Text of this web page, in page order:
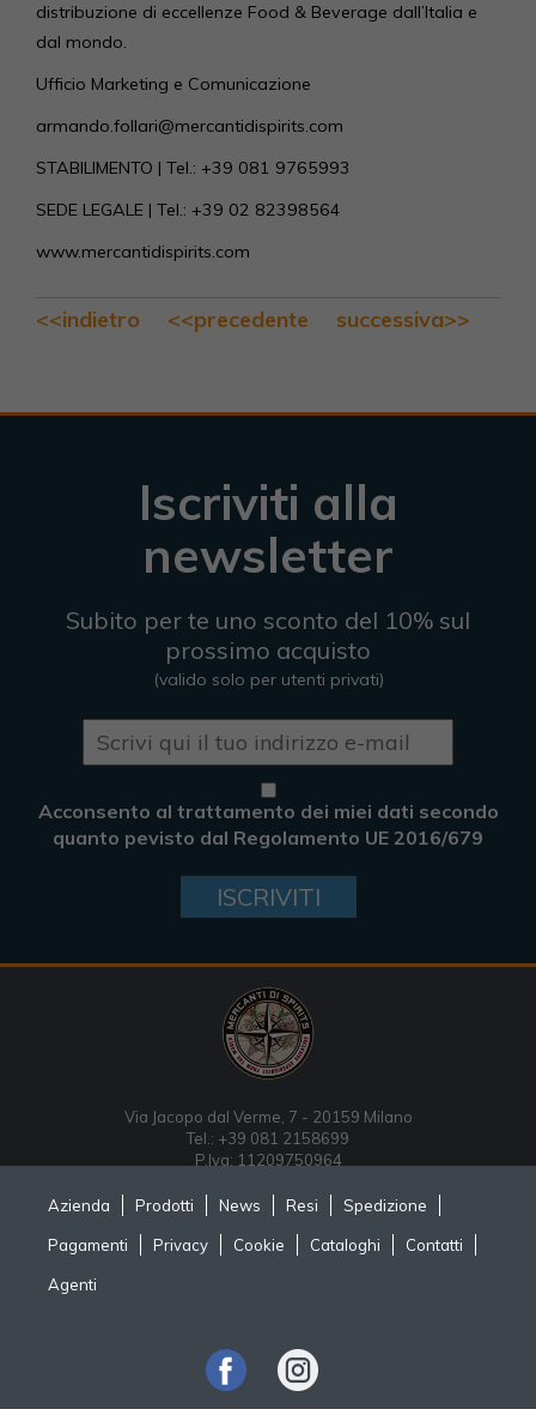
distribuzione di eccellenze Food & Beverage dall’Italia e
dal mondo.
Ufficio Marketing e Comunicazione
armando.follari@mercantidispirits.com
STABILIMENTO | Tel.: +39 081 9765993
SEDE LEGALE | Tel.: +39 02 82398564
www.mercantidispirits.com
<<indietro <<precedente successiva>>
Iscriviti alla
newsletter
Subito per te uno sconto del 10% sul
prossimo acquisto
(valido solo per utenti privati)
Acconsento al trattamento dei miei dati secondo
quanto pevisto dal Regolamento UE 2016/679
ISCRIVITI
Via Jacopo dal Verme, 7 - 20159 Milano
Tel.: +39 081 2158699
P.Iva: 11209750964
Azienda Prodotti News Resi Spedizione
Pagamenti Privacy Cookie Cataloghi Contatti
Agenti